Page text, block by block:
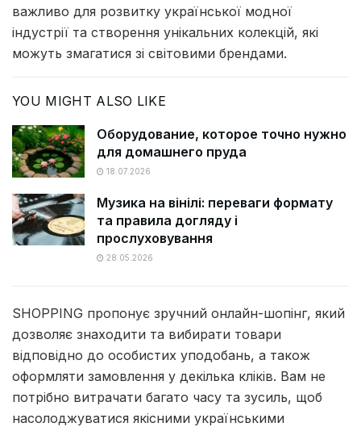
важливо для розвитку української модної
індустрії та створення унікальних колекцій, які
можуть змагатися зі світовими брендами.
YOU MIGHT ALSO LIKE
Оборудование, которое точно нужно
для домашнего пруда
18.07.2026
Музика на вінілі: переваги формату
та правила догляду і
прослуховування
28.05.2026
SHOPPING пропонує зручний онлайн-шопінг, який
дозволяє знаходити та вибирати товари
відповідно до особистих уподобань, а також
оформляти замовлення у декілька кліків. Вам не
потрібно витрачати багато часу та зусиль, щоб
насолоджуватися якісними українськими